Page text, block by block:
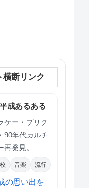
横断リンク
成あるある
ケー・プリク
90年代カルチ
再発見。
音楽 流行
の思い出を